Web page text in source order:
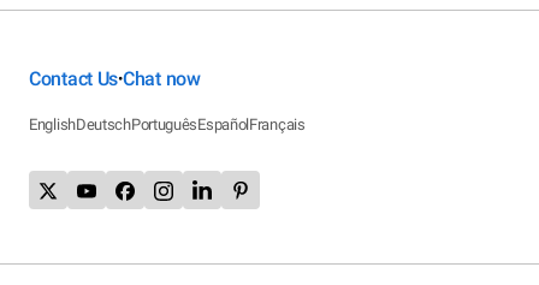
Contact Us•Chat now
EnglishDeutschPortuguêsEspañolFrançais